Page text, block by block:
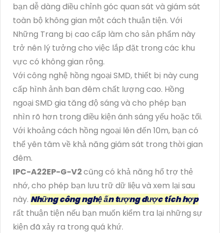
bạn dễ dàng điều chỉnh góc quan sát và giám sát
toàn bộ không gian một cách thuận tiện. Với
Những Trang bị cao cấp làm cho sản phẩm này
trở nên lý tưởng cho việc lắp đặt trong các khu
vực có không gian rộng.
Với công nghệ hồng ngoại SMD, thiết bị này cung
cấp hình ảnh ban đêm chất lượng cao. Hồng
ngoại SMD gia tăng độ sáng và cho phép bạn
nhìn rõ hơn trong điều kiện ánh sáng yếu hoặc tối.
Với khoảng cách hồng ngoại lên đến 10m, bạn có
thể yên tâm về khả năng giám sát trong thời gian
đêm.
IPC-A22EP-G-V2cũng có khả năng hổ trợ thẻ
nhớ, cho phép bạn lưu trữ dữ liệu và xem lại sau
này. Những công nghệ ấn tượng được tích hợp
rất thuận tiện nếu bạn muốn kiểm tra lại những sự
kiện đã xảy ra trong quá khứ.